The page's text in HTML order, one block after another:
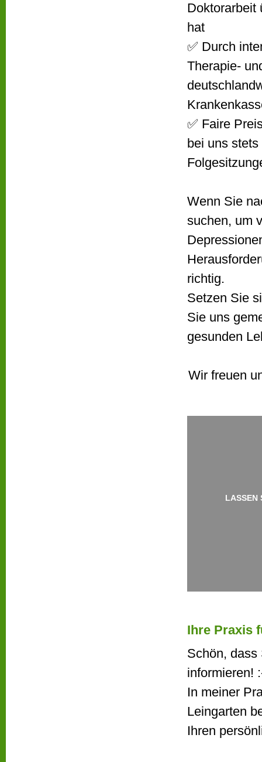
Doktorarbeit
hat
✅ Durch
Therapie-
✅ Faire
bei uns
Wenn Sie
suchen, um
richtig.
Setzen Sie
Sie uns
gesunden
Wir freuen
LASSEN
Ihre Praxis
Schön, dass
informieren!
In meiner
Leingarten
Ihren